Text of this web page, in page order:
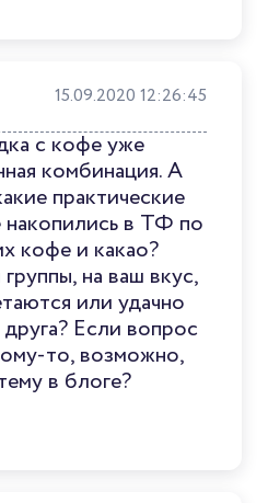
15.09.2020 12:26:45
с кофе уже
комбинация. А
практические
в ТФ по
кофе и какао?
на ваш вкус,
или удачно
Если вопрос
то, возможно,
в блоге?